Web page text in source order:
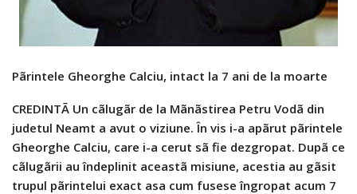
Pãrintele Gheorghe Calciu, intact la 7 ani de la moarte
CREDINTÃ Un cãlugãr de la Mãnãstirea Petru Vodã din
judetul Neamt a avut o viziune. În vis i-a apãrut pãrintele
Gheorghe Calciu, care i-a cerut sã fie dezgropat. Dupã ce
cãlugãrii au îndeplinit aceastã misiune, acestia au gãsit
trupul pãrintelui exact asa cum fusese îngropat acum 7